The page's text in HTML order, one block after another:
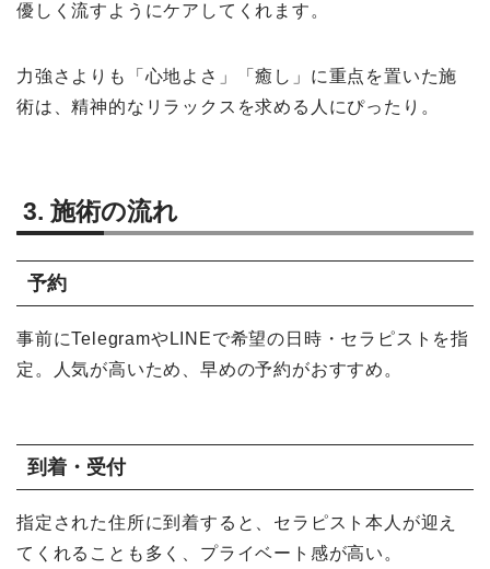
優しく流すようにケアしてくれます。
力強さよりも「心地よさ」「癒し」に重点を置いた施
術は、精神的なリラックスを求める人にぴったり。
3. 施術の流れ
予約
事前にTelegramやLINEで希望の日時・セラピストを指
定。人気が高いため、早めの予約がおすすめ。
到着・受付
指定された住所に到着すると、セラピスト本人が迎え
てくれることも多く、プライベート感が高い。